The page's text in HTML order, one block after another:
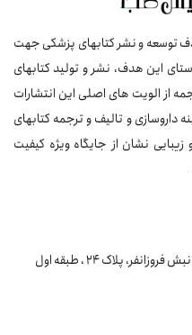
طب در سال 1393، با هدف توسعه و نشر کتابهای پزشکی جهت
این هدف، نشر و تولید کتابهای
از الویت های اصلی این انتشارات
داروسازی و تالیف و ترجمه کتابهای
نشان از جایگاه ویژه کیفیت